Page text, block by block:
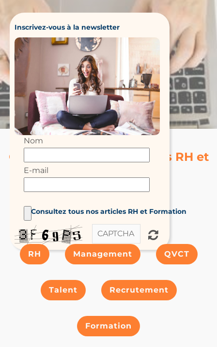
Inscrivez-vous à la newsletter
Nom
E-mail
Consultez tous nos articles RH et
Formation
Consultez tous nos articles RH et Formation
RH Management QVCT
Talent Recrutement
Formation